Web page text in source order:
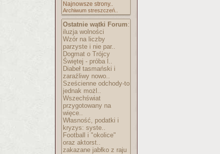
Najnowsze strony..
Archiwum streszczeń..
Ostatnie wątki Forum:
iluzja wolności
Wzór na liczby
parzyste i nie par..
Dogmat o Trójcy
Świętej - próba l..
Diabeł tasmański i
zaraźliwy nowo..
Sześcienne odchody-to
jednak możl..
Wszechświat
przygotowany na
więce..
Własność, podatki i
kryzys: syste..
Football i "okolice"
oraz aktorst..
zakazane jabłko z raju